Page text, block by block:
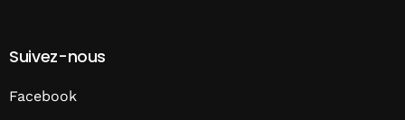
Suivez-nous
Facebook